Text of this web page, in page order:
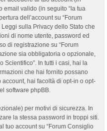
email valido (in seguito “la tua
dell’account su “Forum
sulla Privacy dello Stato che
di nome utente, password ed
di registrazione su “Forum
sia obbligatoria o opzionale,
Scientifico”. In tutti i casi, hai la
che hai fornito possano
hai facoltà di opt-in o opt-
software phpBB.
per motivi di sicurezza. In
la stessa password in troppi siti.
tuo account su “Forum Consiglio